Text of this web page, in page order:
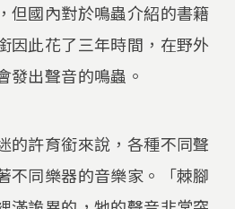
但國內對於鳴蟲介紹的書籍
因此花了三年時間，在野外
發出聲音的鳴蟲。
的許育銜來說，各種不同聲
不同樂器的音樂家。「棘腳